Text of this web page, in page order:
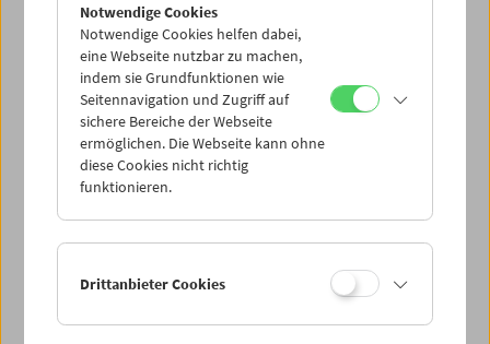
Di 22.12.
Mi 23.12.
Do 24.12.
So 27.12.
Notwendige Cookies
Notwendige Cookies helfen dabei,
eine Webseite nutzbar zu machen,
indem sie Grundfunktionen wie
Seitennavigation und Zugriff auf
sichere Bereiche der Webseite
ermöglichen. Die Webseite kann ohne
diese Cookies nicht richtig
funktionieren.
Drittanbieter Cookies